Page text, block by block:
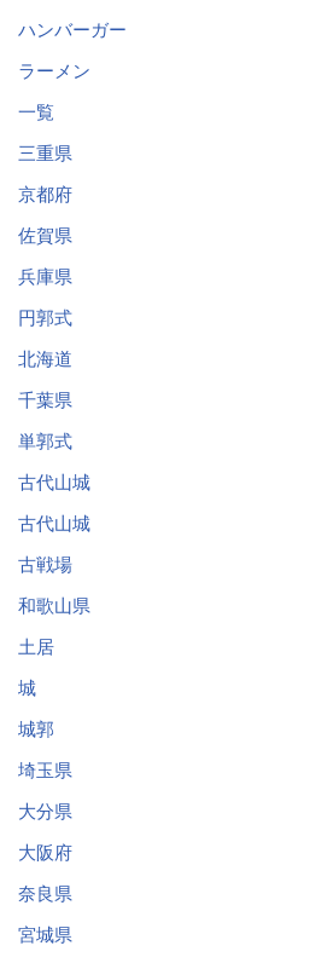
ハンバーガー
ラーメン
一覧
三重県
京都府
佐賀県
兵庫県
円郭式
北海道
千葉県
単郭式
古代山城
古代山城
古戦場
和歌山県
土居
城
城郭
埼玉県
大分県
大阪府
奈良県
宮城県